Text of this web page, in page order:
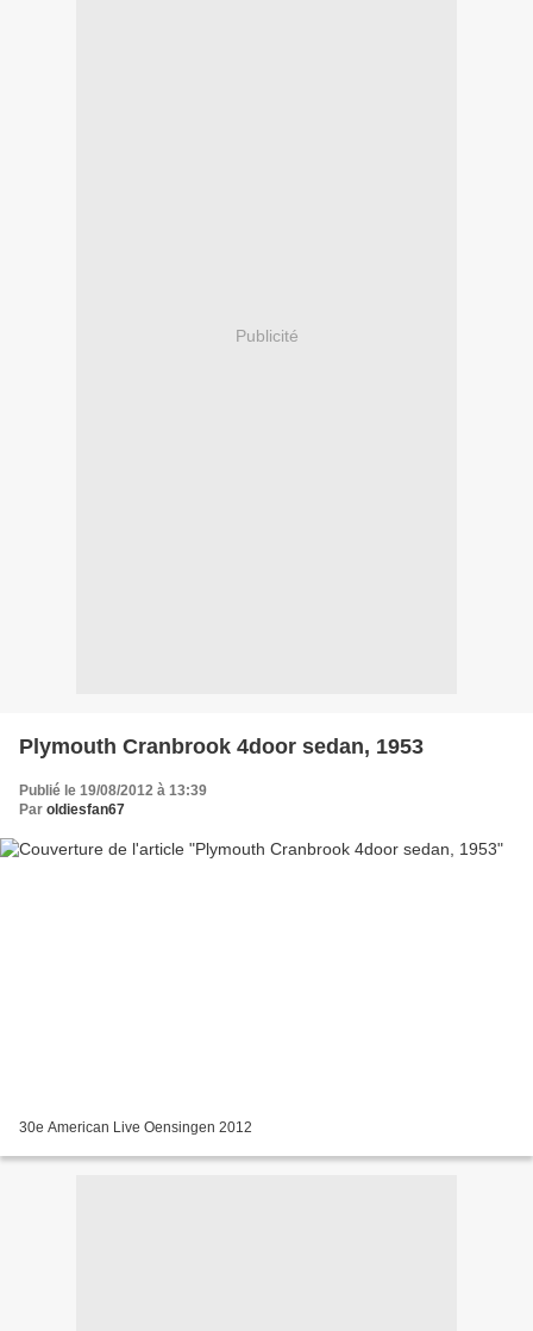
Publicité
Plymouth Cranbrook 4door sedan, 1953
Publié le 19/08/2012 à 13:39
Par oldiesfan67
30e American Live Oensingen 2012